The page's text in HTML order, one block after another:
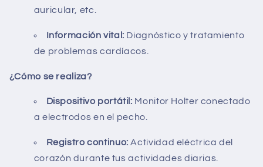
auricular, etc.
Información vital: Diagnóstico y tratamiento
de problemas cardíacos.
¿Cómo se realiza?
Dispositivo portátil: Monitor Holter conectado
a electrodos en el pecho.
Registro continuo: Actividad eléctrica del
corazón durante tus actividades diarias.